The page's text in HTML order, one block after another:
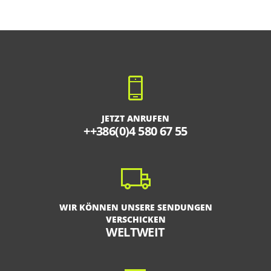
JETZT ANRUFEN
++386(0)4 580 67 55
WIR KÖNNEN UNSERE SENDUNGEN
VERSCHICKEN
WELTWEIT